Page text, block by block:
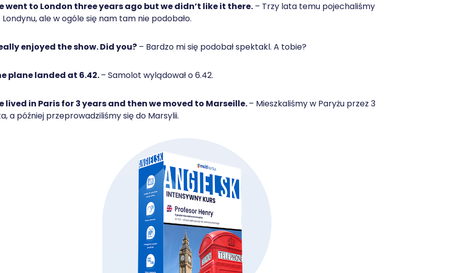
went to London three years ago but we didn’t like it there. – Trzy lata temu pojechaliśmy
Londynu, ale w ogóle się nam tam nie podobało.
enjoyed the show. Did you? – Bardzo mi się podobał spektakl. A tobie?
plane landed at 6.42.– Samolot wylądował o 6.42.
lived in Paris for 3 years and then we moved to Marseille.– Mieszkaliśmy w Paryżu przez 3
a później przeprowadziliśmy się do Marsylii.